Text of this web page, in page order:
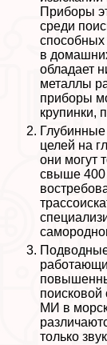
Приборы
среди
способных
в
обладает
металлы
приборы
крупинки,
целей на
они могут
свыше 400
МИ в
только